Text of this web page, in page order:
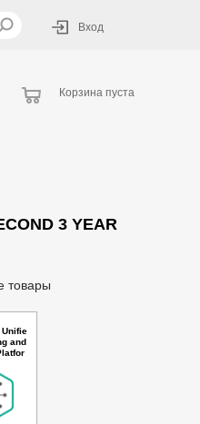
Вход
Корзина пуста
3 YEAR
товары
and
Net
Rus
20-
2 ye